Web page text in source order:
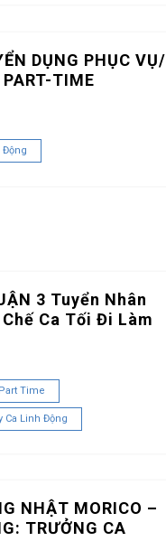
DỤNG PHỤC VỤ/
TIME
Động
3 Tuyển Nhân
Ca Tối Đi Làm
Part Time
Ca Linh Động
NHẬT MORICO –
TRƯỞNG CA